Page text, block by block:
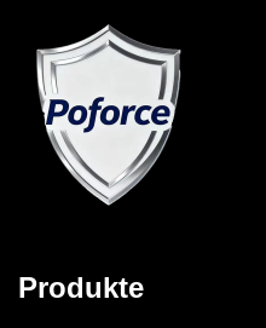
Produkte